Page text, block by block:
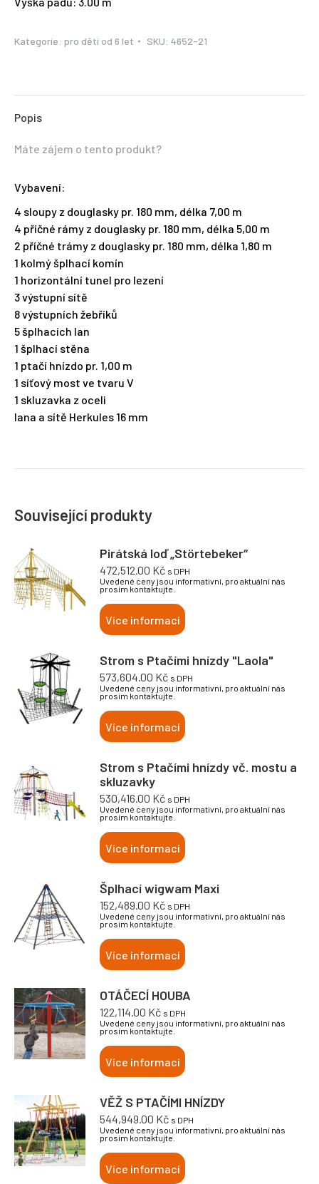
Kategorie: pro děti od 6 let SKU: 4652-21
Popis
Máte zájem o tento produkt?
Vybavení:
4 sloupy z douglasky pr. 180 mm, délka 7,00 m
4 příčné rámy z douglasky pr. 180 mm, délka 5,00 m
2 příčné trámy z douglasky pr. 180 mm, délka 1,80 m
1 kolmý šplhací komín
1 horizontální tunel pro lezení
3 výstupní sítě
8 výstupních žebříků
5 šplhacích lan
1 šplhací stěna
1 ptačí hnízdo pr. 1,00 m
1 síťový most ve tvaru V
1 skluzavka z oceli
lana a sítě Herkules 16 mm
Související produkty
Pirátská loď „Störtebeker“
472,512.00 Kč s DPH
Uvedené ceny jsou informativní, pro aktuální nás
prosím kontaktujte.
Více informací
Strom s Ptačími hnízdy "Laola"
573,604.00 Kč s DPH
Uvedené ceny jsou informativní, pro aktuální nás
prosím kontaktujte.
Více informací
Strom s Ptačími hnízdy vč. mostu a
skluzavky
530,416.00 Kč s DPH
Uvedené ceny jsou informativní, pro aktuální nás
prosím kontaktujte.
Více informací
Šplhací wigwam Maxi
152,489.00 Kč s DPH
Uvedené ceny jsou informativní, pro aktuální nás
prosím kontaktujte.
Více informací
OTÁČECÍ HOUBA
122,114.00 Kč s DPH
Uvedené ceny jsou informativní, pro aktuální nás
prosím kontaktujte.
Více informací
VĚŽ S PTAČÍMI HNÍZDY
544,949.00 Kč s DPH
Uvedené ceny jsou informativní, pro aktuální nás
prosím kontaktujte.
Více informací